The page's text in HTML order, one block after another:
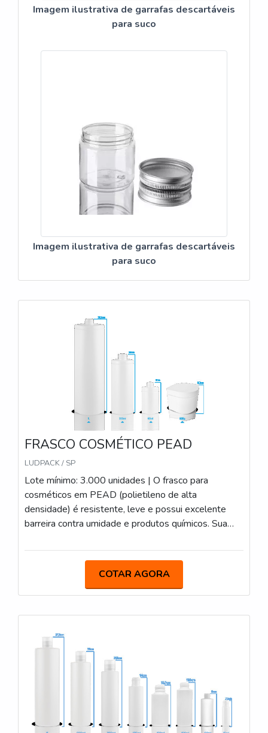
Imagem ilustrativa de garrafas descartáveis
para suco
Imagem ilustrativa de garrafas descartáveis
para suco
FRASCO COSMÉTICO PEAD
LUDPACK / SP
Lote mínimo: 3.000 unidades | O frasco para
cosméticos em PEAD (polietileno de alta
densidade) é resistente, leve e possui excelente
barreira contra umidade e produtos químicos. Sua
no armazenamento de cremes, loções e géis, sendo
válvulas. Possuímos diversos modelos.
COTAR AGORA